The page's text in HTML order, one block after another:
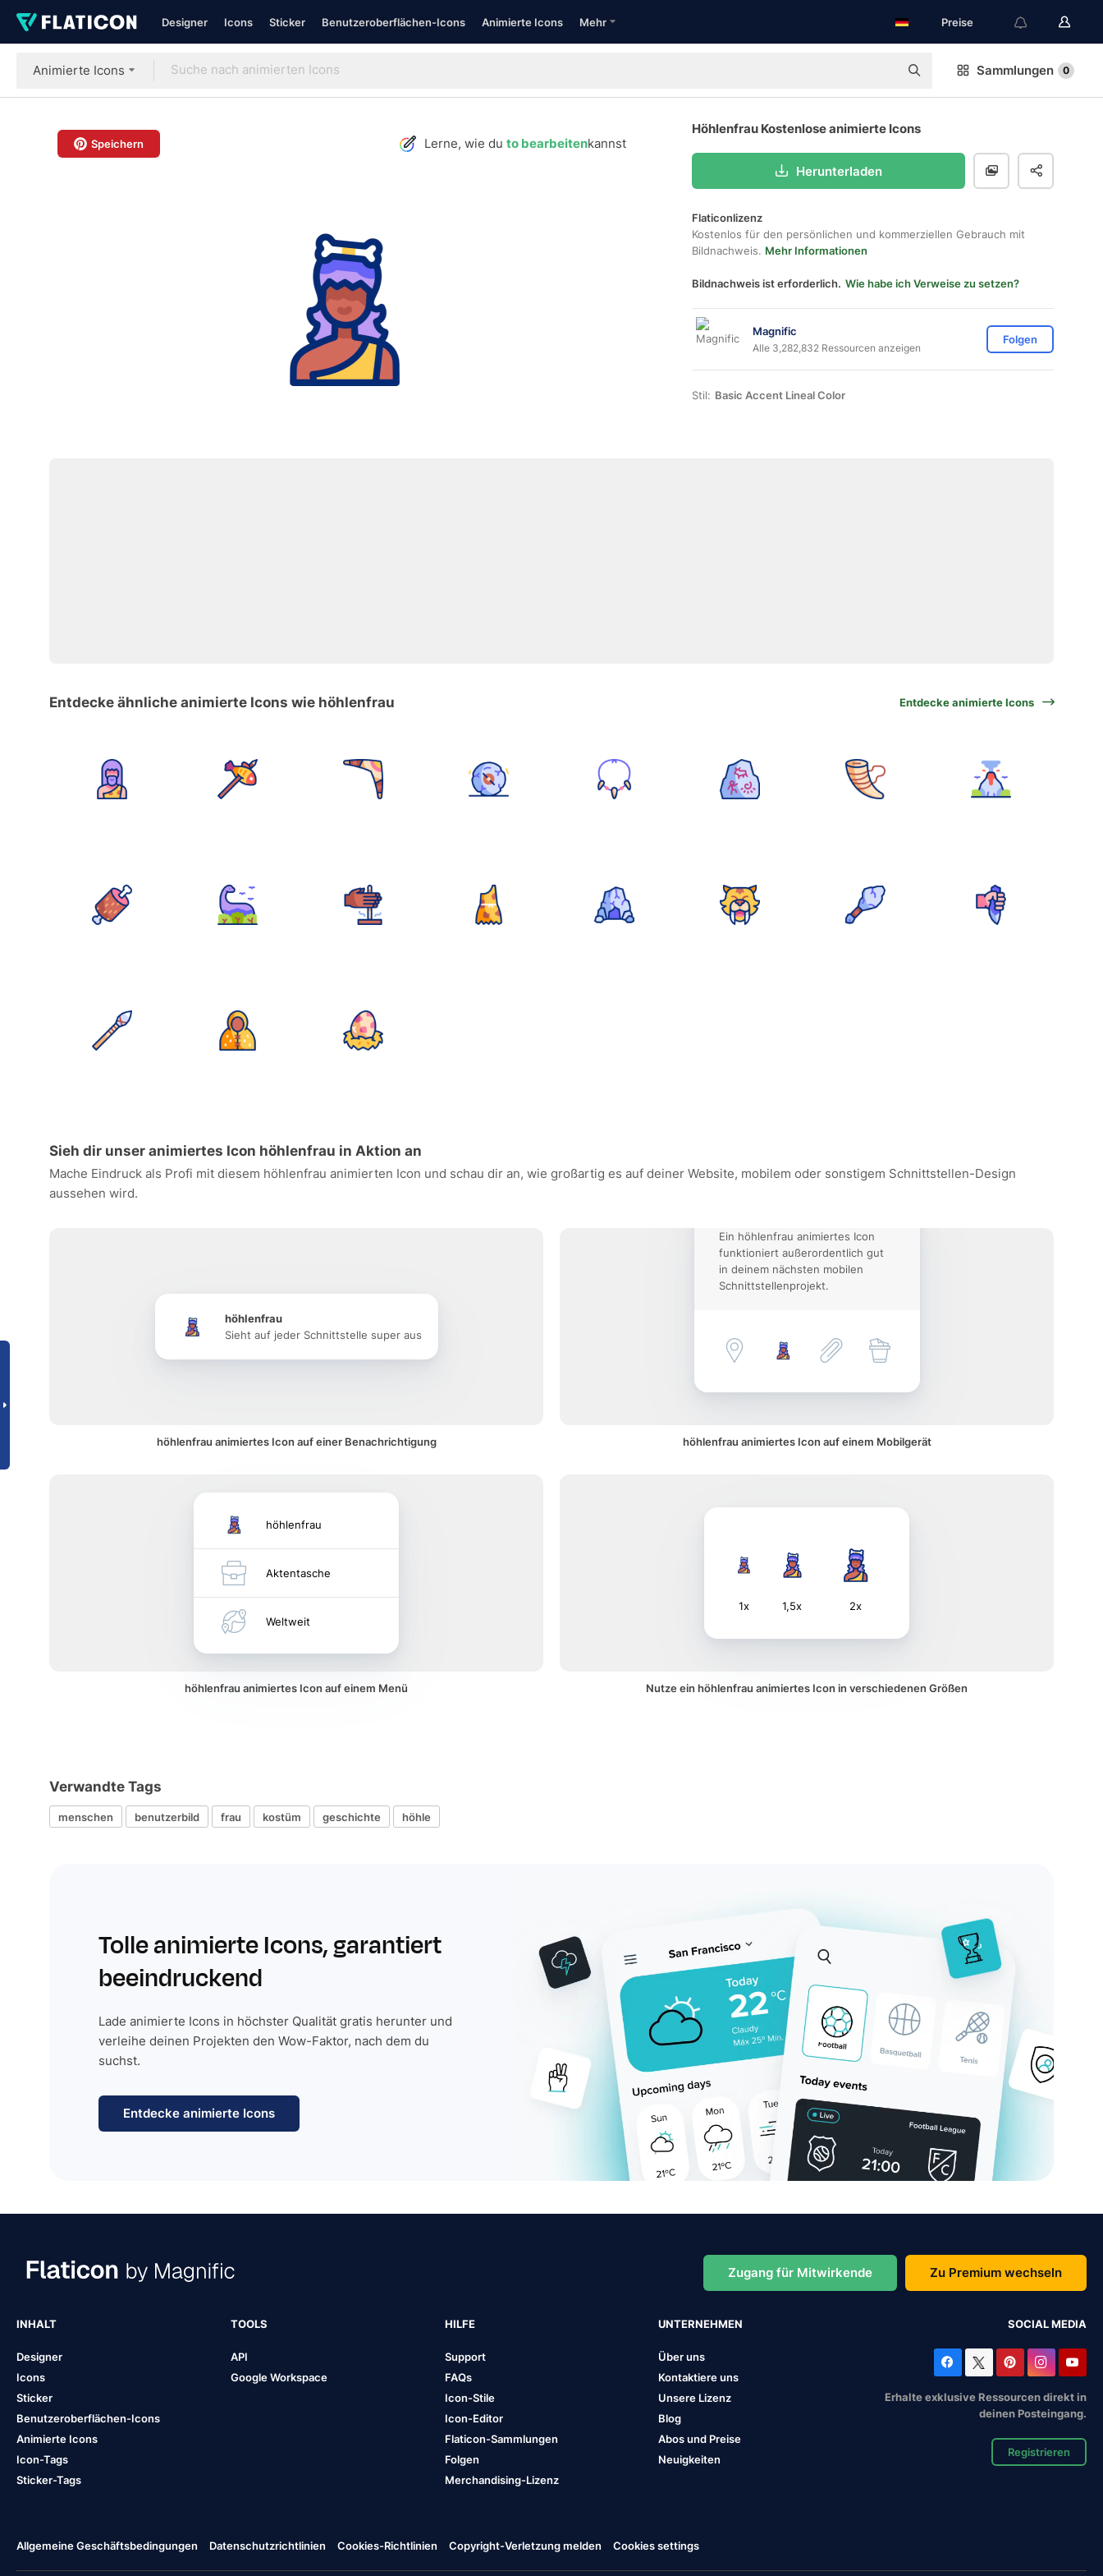
Designer Icons Sticker Benutzeroberflächen-Icons Animierte Icons Mehr Preise
Animierte Icons Sammlungen 0
Speichern Lerne, wie du to bearbeitenkannst
Höhlenfrau Kostenlose animierte Icons
Herunterladen
Flaticonlizenz
Kostenlos für den persönlichen und kommerziellen Gebrauch mit
Bildnachweis. Mehr Informationen
Bildnachweis ist erforderlich. Wie habe ich Verweise zu setzen?
Magnific
Alle 3,282,832 Ressourcen anzeigen
Folgen
Stil: Basic Accent Lineal Color
Entdecke ähnliche animierte Icons wie höhlenfrau Entdecke animierte Icons
Sieh dir unser animiertes Icon höhlenfrau in Aktion an
Mache Eindruck als Profi mit diesem höhlenfrau animierten Icon und schau dir an, wie großartig es auf deiner Website, mobilem oder sonstigem Schnittstellen-Design
aussehen wird.
höhlenfrau
Sieht auf jeder Schnittstelle super aus
höhlenfrau animiertes Icon auf einer Benachrichtigung
Ein höhlenfrau animiertes Icon
funktioniert außerordentlich gut
in deinem nächsten mobilen
Schnittstellenprojekt.
höhlenfrau animiertes Icon auf einem Mobilgerät
höhlenfrau
Aktentasche
Weltweit
höhlenfrau animiertes Icon auf einem Menü
1x 1,5x 2x
Nutze ein höhlenfrau animiertes Icon in verschiedenen Größen
Verwandte Tags
menschen benutzerbild frau kostüm geschichte höhle
Tolle animierte Icons, garantiert
beeindruckend
Lade animierte Icons in höchster Qualität gratis herunter und
verleihe deinen Projekten den Wow-Faktor, nach dem du
suchst.
Entdecke animierte Icons
Zugang für Mitwirkende Zu Premium wechseln
INHALT
Designer
Icons
Sticker
Benutzeroberflächen-Icons
Animierte Icons
Icon-Tags
Sticker-Tags
TOOLS
API
Google Workspace
HILFE
Support
FAQs
Icon-Stile
Icon-Editor
Flaticon-Sammlungen
Folgen
Merchandising-Lizenz
UNTERNEHMEN
Über uns
Kontaktiere uns
Unsere Lizenz
Blog
Abos und Preise
Neuigkeiten
SOCIAL MEDIA
Erhalte exklusive Ressourcen direkt in
deinen Posteingang.
Registrieren
Allgemeine Geschäftsbedingungen Datenschutzrichtlinien Cookies-Richtlinien Copyright-Verletzung melden Cookies settings